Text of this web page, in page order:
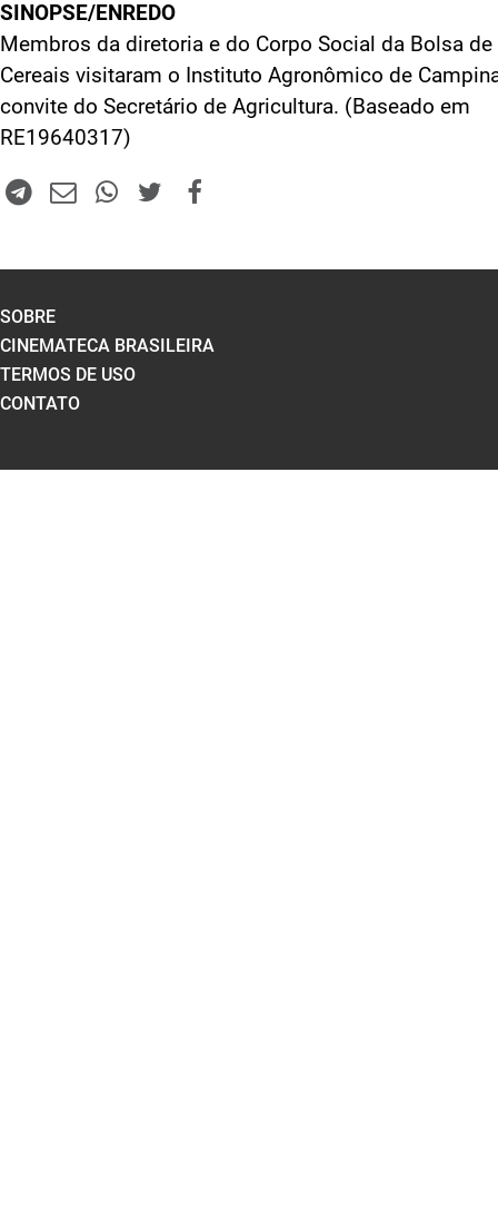
SINOPSE/ENREDO
Membros da diretoria e do Corpo Social da Bolsa de
Cereais visitaram o Instituto Agronômico de
convite do Secretário de Agricultura. (Baseado em
RE19640317)
SOBRE
CINEMATECA BRASILEIRA
TERMOS DE USO
CONTATO